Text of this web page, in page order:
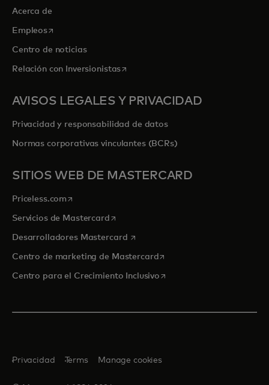
Acerca de
Empleosse abre en una pestaña nueva
Centro de noticias
Relación con Inversionistasse abre en una pestaña nueva
AVISOS LEGALES Y PRIVACIDAD
Privacidad y responsabilidad de datos
Normas corporativas vinculantes (BCRs)
SITIOS WEB DE MASTERCARD
Priceless.com se abre en una pestaña nueva
Servicios de Mastercardse abre en una pestaña nueva
Desarrolladores Mastercard se abre en una pestaña nueva
Centro de marketing de Mastercardse abre en una pestaña
Centro para el Crecimiento Inclusivose abre en una pestaña
Privacidad Terms Manage cookies